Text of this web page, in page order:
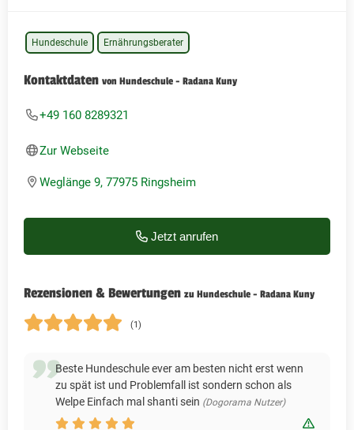
Hundeschule Ernährungsberater
Kontaktdaten von Hundeschule - Radana Kuny
+49 160 8289321
Zur Webseite
Weglänge 9, 77975 Ringsheim
Jetzt anrufen
Rezensionen & Bewertungen zu Hundeschule - Radana Kuny
(1)
Beste Hundeschule ever am besten nicht erst wenn
zu spät ist und Problemfall ist sondern schon als
Welpe Einfach mal shanti sein (Dogorama Nutzer)